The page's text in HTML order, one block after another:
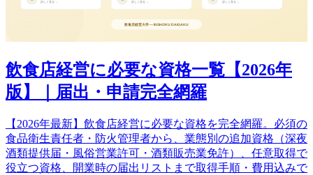
飲食店経営に必要な資格一覧【2026年
版】｜届出・申請完全網羅
【2026年最新】飲食店経営に必要な資格を完全網羅。必須の
食品衛生責任者・防火管理者から、業態別の追加資格（深夜
酒類提供届・風俗営業許可・酒類販売業免許）、任意取得で
役立つ資格、開業時の届出リストまで取得手順・費用込みで